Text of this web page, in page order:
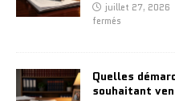
juillet 27, 2026
fermés
Quelles
souhaitant